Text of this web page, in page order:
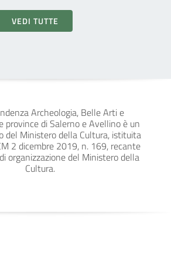
VEDI TUTTE
Archeologia, Belle Arti e
province di Salerno e Avellino è un
del Ministero della Cultura, istituita
2 dicembre 2019, n. 169, recante
organizzazione del Ministero della
Cultura.